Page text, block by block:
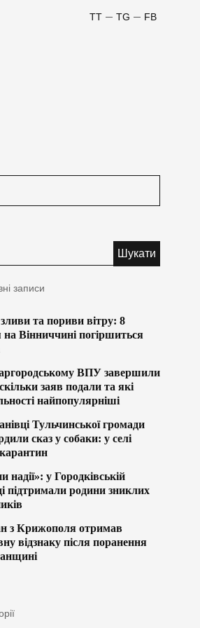
FB
TG
TT
записи
та пориви вітру: 8
на Вінниччині погіршиться
ВПУ завершили
заяв подали та які
найпопулярніші
Тульчинської громади
сказ у собаки: у селі
надії»: у Городківській
підтримали родини зниклих
з Крижополя отримав
відзнаку після поранення